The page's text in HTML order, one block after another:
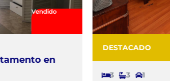
Vendido